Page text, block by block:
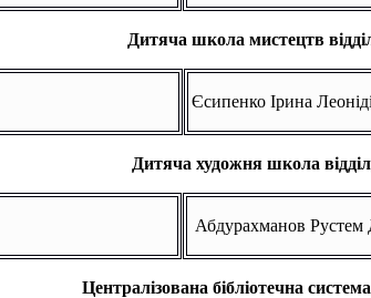
Дитяча школа мистецтв
Єсипенко Ірина
Дитяча художня школа
Абдурахманов Рустем
Централізована бібліотечна